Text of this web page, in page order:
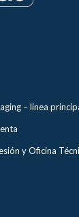
–linea
y Oficina